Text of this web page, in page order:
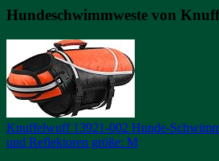
Hundeschwimmweste von
Knuffelwuff 13921-002 Hunde-
und Reflektoren größe: M